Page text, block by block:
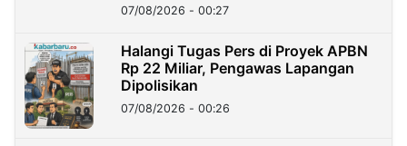
07/08/2026 - 00:27
Halangi Tugas Pers di Proyek APBN
Rp 22 Miliar, Pengawas Lapangan
Dipolisikan
07/08/2026 - 00:26